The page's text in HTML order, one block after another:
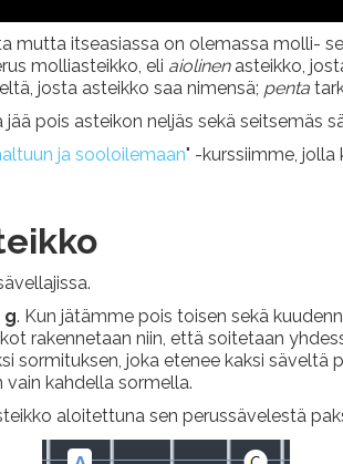
mutta itseasiassa on olemassa molli-
molliasteikko, eli aiolinenasteikko,
josta asteikko saa nimensä; penta
jää pois asteikon neljäs sekä seitsemäs
ja sooloilemaan" -kurssiimme,
g. Kun jätämme pois toisen sekä
rakennetaan niin, että soitetaan
sormituksen, joka etenee kaksi säveltä
kahdella sormella.
aloitettuna sen perussävelestä